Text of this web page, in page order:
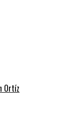
Ortíz